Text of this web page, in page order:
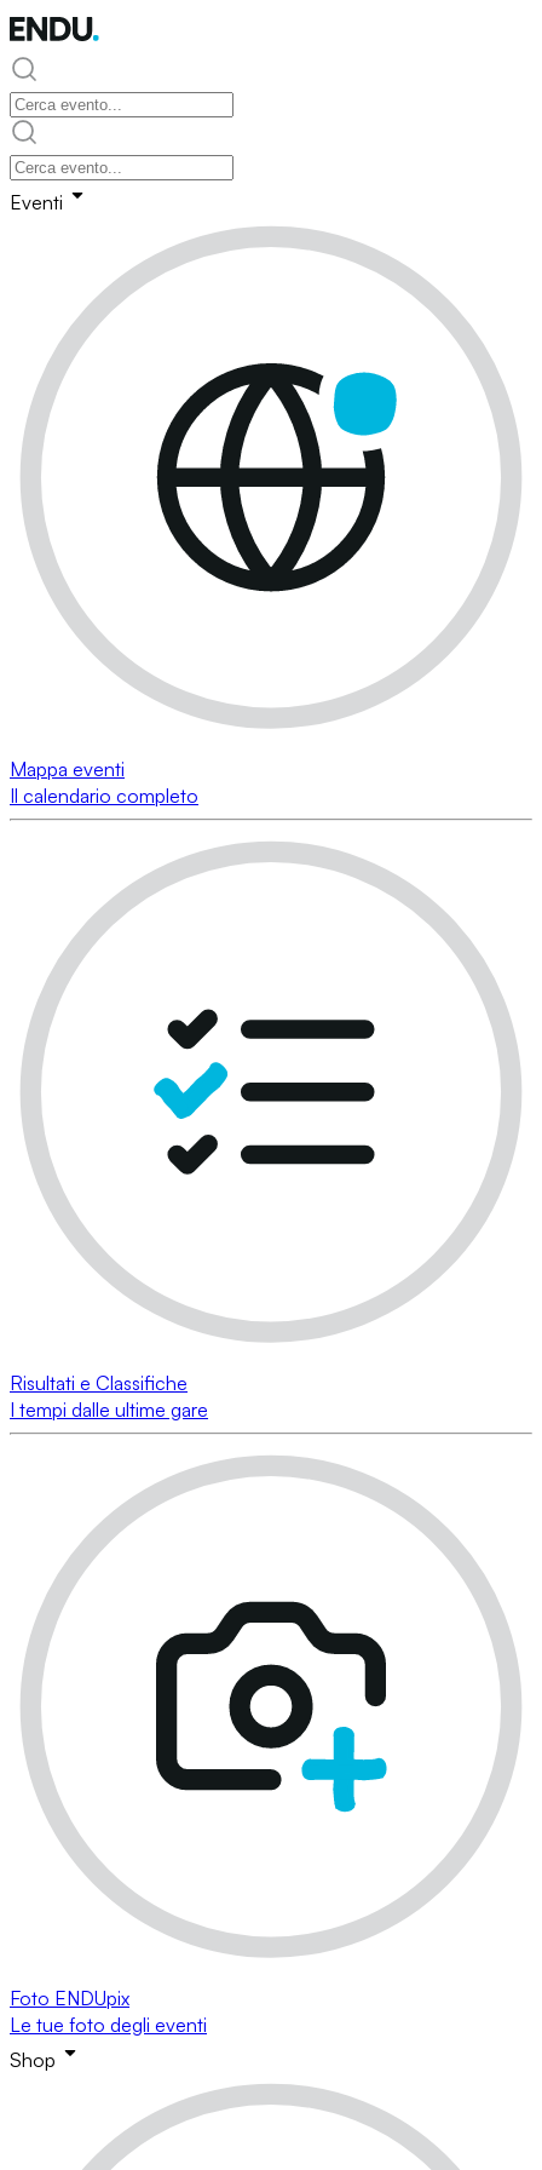
Eventi
Mappa eventi
Il calendario completo
Risultati e Classifiche
I tempi dalle ultime gare
Foto ENDUpix
Le tue foto degli eventi
Shop